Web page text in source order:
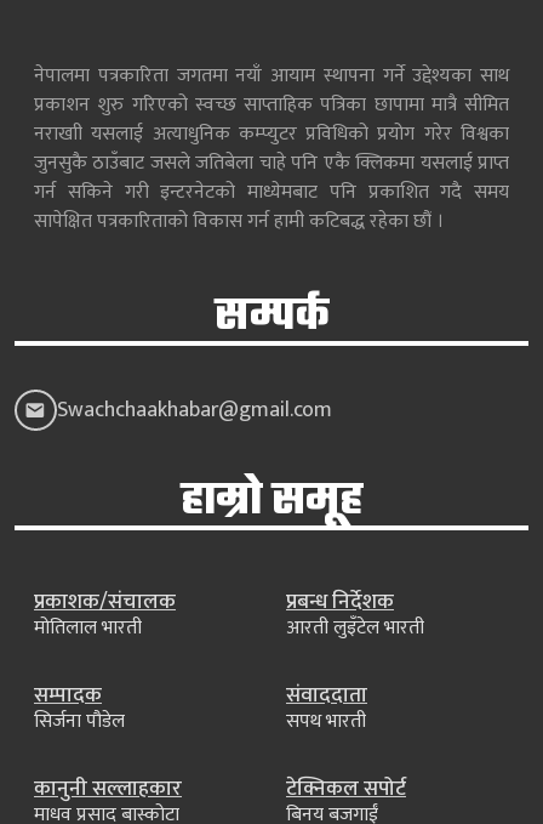
नेपालमा पत्रकारिता जगतमा नयाँ आयाम स्थापना गर्ने उद्देश्यका साथ
प्रकाशन शुरु गरिएको स्वच्छ साप्ताहिक पत्रिका छापामा मात्रै सीमित
नराखाी यसलाई अत्याधुनिक कम्प्युटर प्रविधिको प्रयोग गरेर विश्वका
जुनसुकै ठाउँबाट जसले जतिबेला चाहे पनि एकै क्लिकमा यसलाई प्राप्त
गर्न सकिने गरी इन्टरनेटको माध्येमबाट पनि प्रकाशित गदै समय
सापेक्षित पत्रकारिताको विकास गर्न हामी कटिबद्ध रहेका छौं ।
सम्पर्क
Swachchaakhabar@gmail.com
हाम्रो समूह
प्रकाशक/संचालक
मोतिलाल भारती
प्रबन्ध निर्देशक
आरती लुइँटेल भारती
सम्पादक
सिर्जना पौडेल
संवाददाता
सपथ भारती
कानुनी सल्लाहकार
माधव प्रसाद बास्कोटा
टेक्निकल सपोर्ट
बिनय बजगाईं